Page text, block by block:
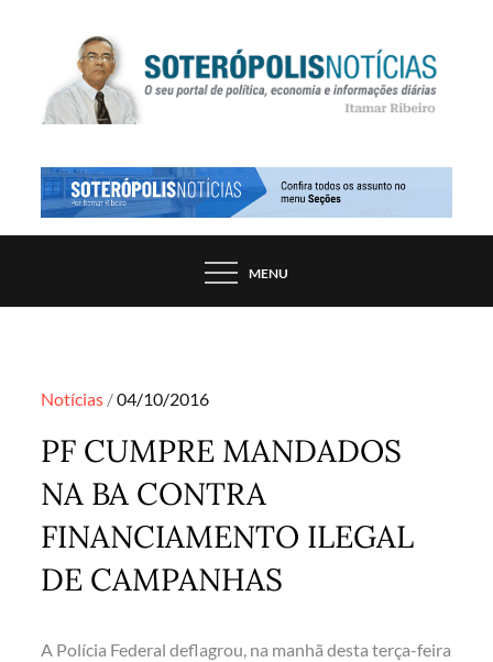
SOTERÓPOLIS NOTÍCIAS
PORTAL DE NOTÍCIAS DE SALVADOR E
MENU
Notícias Posted
04/10/2016
PF CUMPRE MANDADOS
NA BA CONTRA
FINANCIAMENTO ILEGAL
DE CAMPANHAS
A Polícia Federal deflagrou, na manhã desta terça-feira